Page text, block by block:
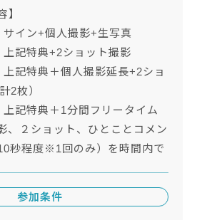
】
サイン+個人撮影+生写真
上記特典+2ショット撮影
上記特典＋個人撮影延長+2ショ
2枚）
上記特典＋1分間フリータイム
、２ショット、ひとことコメン
秒程度※1回のみ）を時間内で
参加条件